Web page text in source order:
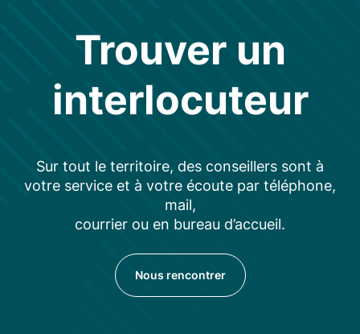
Trouver un
interlocuteur
Sur tout le territoire, des conseillers sont à
votre service et à votre écoute par téléphone,
mail,
courrier ou en bureau d’accueil.
Nous rencontrer